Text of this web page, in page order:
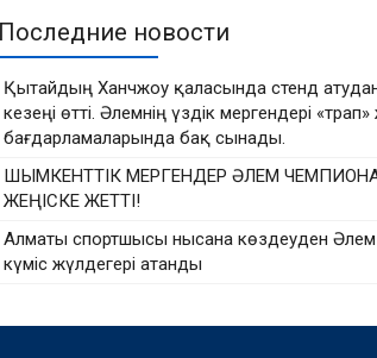
Последние новости
Қытайдың Ханчжоу қаласында стенд
кезеңі өтті. Әлемнің үздік мергендері
бағдарламаларында бақ сынады.
ШЫМКЕНТТІК МЕРГЕНДЕР ӘЛЕМ
ЖЕҢІСКЕ ЖЕТТІ!
Алматы спортшысы нысана көздеуден
күміс жүлдегері атанды